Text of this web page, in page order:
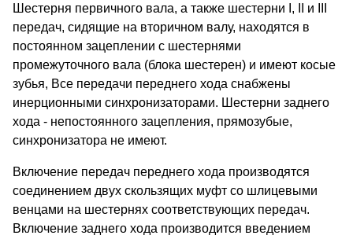
Шестерня первичного вала, а также шестерни I, II и III
передач, сидящие на вторичном валу, находятся в
постоянном зацеплении с шестернями
промежуточного вала (блока шестерен) и имеют косые
зубья, Все передачи переднего хода снабжены
инерционными синхронизаторами. Шестерни заднего
хода - непостоянного зацепления, прямозубые,
синхронизатора не имеют.
Включение передач переднего хода производятся
соединением двух скользящих муфт со шлицевыми
венцами на шестернях соответствующих передач.
Включение заднего хода производится введением